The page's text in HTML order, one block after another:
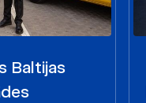
Baltijas